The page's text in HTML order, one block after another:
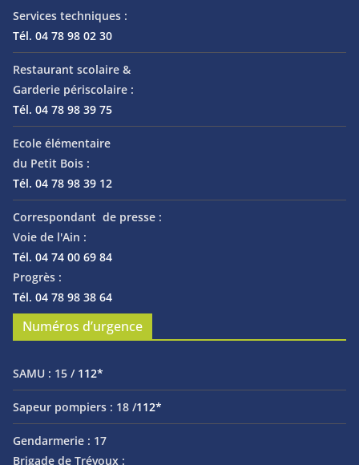
Services techniques :
Tél. 04 78 98 02 30
Restaurant scolaire &
Garderie périscolaire :
Tél. 04 78 98 39 75
Ecole élémentaire
du Petit Bois :
Tél. 04 78 98 39 12
Correspondant de presse :
Voie de l'Ain :
Tél. 04 74 00 69 84
Progrès :
Tél. 04 78 98 38 64
Numéros d’urgence
SAMU : 15 / 112*
Sapeur pompiers : 18 /112*
Gendarmerie : 17
Brigade de Trévoux :